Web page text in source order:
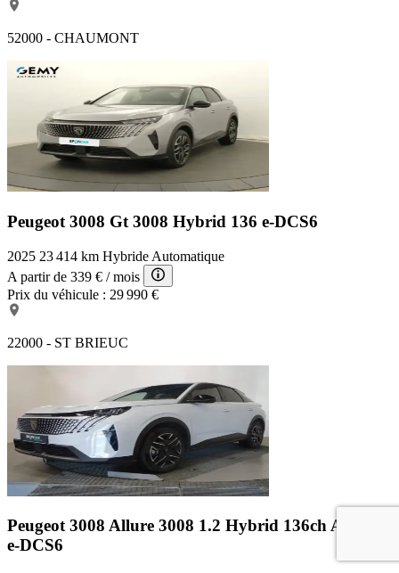
52000 - CHAUMONT
Peugeot 3008 Gt 3008 Hybrid 136 e-DCS6
2025 23 414 km Hybride Automatique
A partir de 339 € / mois
Prix du véhicule : 29 990 €
22000 - ST BRIEUC
Peugeot 3008 Allure 3008 1.2 Hybrid 136ch Allure
e-DCS6